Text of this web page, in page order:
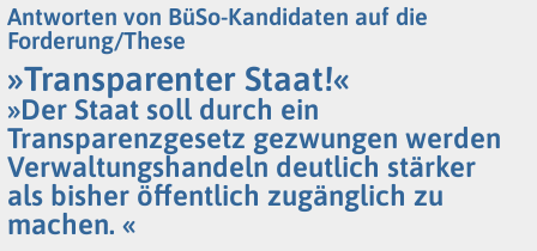
Antworten von BüSo-Kandidaten auf die
Forderung/These
»Transparenter Staat!«
»Der Staat soll durch ein
Transparenzgesetz gezwungen werden
Verwaltungshandeln deutlich stärker
als bisher öffentlich zugänglich zu
machen. «